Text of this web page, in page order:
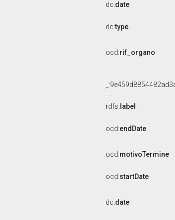
dc:date
dc:type
ocd:rif_organo
rdfs: label
ocd:endDate
ocd:motivoTermine
ocd:startDate
dc:date